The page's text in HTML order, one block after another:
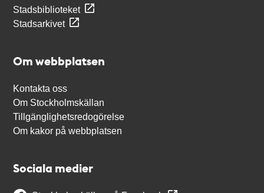
Stadsbiblioteket
Stadsarkivet
Om webbplatsen
Kontakta oss
Om Stockholmskällan
Tillgänglighetsredogörelse
Om kakor på webbplatsen
Sociala medier